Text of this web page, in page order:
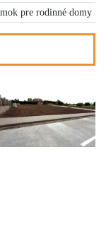
pre rodinné domy